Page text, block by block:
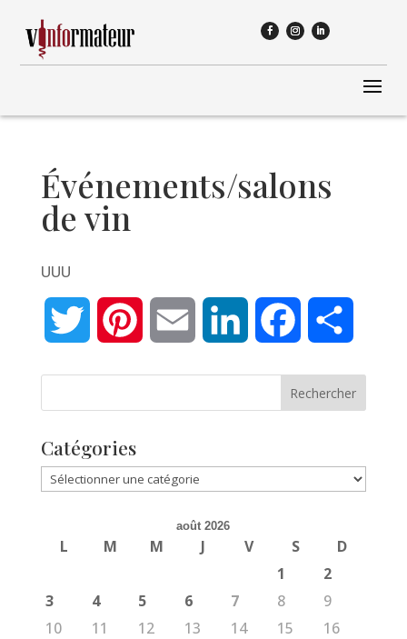
Événements/salons
de vin
UUU
Twitter Pinterest Email LinkedIn Facebook
Catégories
Catégories
août 2026
L M M J V S
D
1
2
3
4 5 6 7 8
9
10
11 12 13 14 15
16